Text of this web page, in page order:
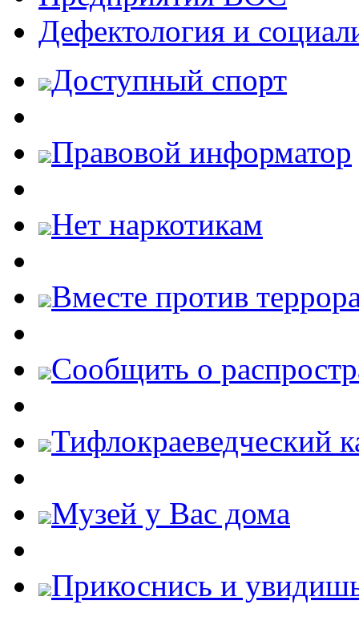
Дефектология и
Доступный спорт
Правовой информатор
Нет наркотикам
Вместе против
Cообщить о
Тифлокраеведческий
Музей у Вас дома
Прикоснись и